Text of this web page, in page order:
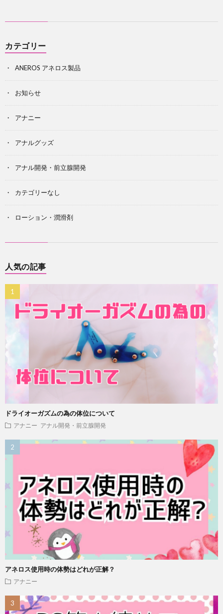
カテゴリー
ANEROS アネロス製品
お知らせ
アナニー
アナルグッズ
アナル開発・前立腺開発
カテゴリーなし
ローション・潤滑剤
人気の記事
ドライオーガズムの為の体位について
アナニー アナル開発・前立腺開発
アネロス使用時の体勢はどれが正解？
アナニー